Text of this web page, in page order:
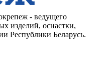
- ведущего
изделий, оснастки,
Республики Беларусь.